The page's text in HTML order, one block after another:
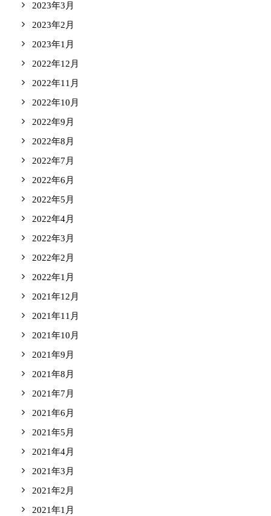
2023年3月
2023年2月
2023年1月
2022年12月
2022年11月
2022年10月
2022年9月
2022年8月
2022年7月
2022年6月
2022年5月
2022年4月
2022年3月
2022年2月
2022年1月
2021年12月
2021年11月
2021年10月
2021年9月
2021年8月
2021年7月
2021年6月
2021年5月
2021年4月
2021年3月
2021年2月
2021年1月